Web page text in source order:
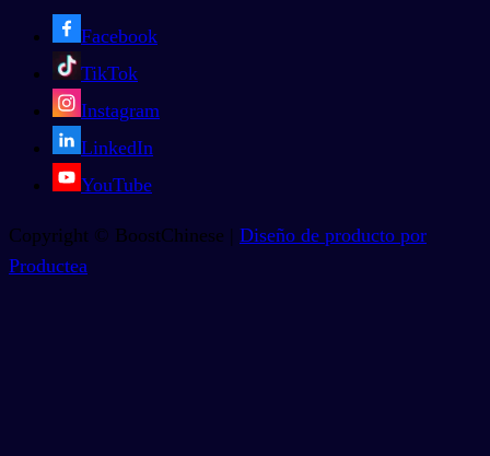
Facebook
TikTok
Instagram
LinkedIn
YouTube
Copyright © BoostChinese | Diseño de producto por
Productea